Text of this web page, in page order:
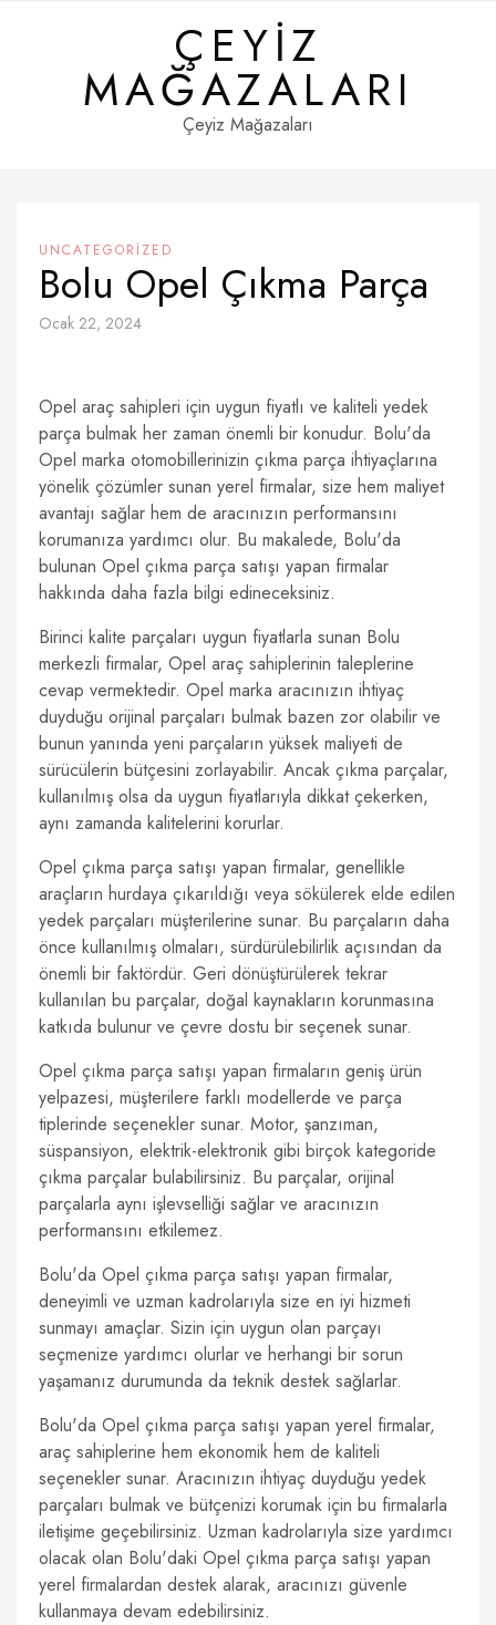
ÇEYIZ
MAĞAZALARI
Çeyiz Mağazaları
UNCATEGORIZED
Bolu Opel Çıkma Parça
Ocak 22, 2024
Opel araç sahipleri için uygun fiyatlı ve kaliteli yedek
parça bulmak her zaman önemli bir konudur. Bolu'da
Opel marka otomobillerinizin çıkma parça ihtiyaçlarına
yönelik çözümler sunan yerel firmalar, size hem maliyet
avantajı sağlar hem de aracınızın performansını
korumanıza yardımcı olur. Bu makalede, Bolu'da
bulunan Opel çıkma parça satışı yapan firmalar
hakkında daha fazla bilgi edineceksiniz.
Birinci kalite parçaları uygun fiyatlarla sunan Bolu
merkezli firmalar, Opel araç sahiplerinin taleplerine
cevap vermektedir. Opel marka aracınızın ihtiyaç
duyduğu orijinal parçaları bulmak bazen zor olabilir ve
bunun yanında yeni parçaların yüksek maliyeti de
sürücülerin bütçesini zorlayabilir. Ancak çıkma parçalar,
kullanılmış olsa da uygun fiyatlarıyla dikkat çekerken,
aynı zamanda kalitelerini korurlar.
Opel çıkma parça satışı yapan firmalar, genellikle
araçların hurdaya çıkarıldığı veya sökülerek elde edilen
yedek parçaları müşterilerine sunar. Bu parçaların daha
önce kullanılmış olmaları, sürdürülebilirlik açısından da
önemli bir faktördür. Geri dönüştürülerek tekrar
kullanılan bu parçalar, doğal kaynakların korunmasına
katkıda bulunur ve çevre dostu bir seçenek sunar.
Opel çıkma parça satışı yapan firmaların geniş ürün
yelpazesi, müşterilere farklı modellerde ve parça
tiplerinde seçenekler sunar. Motor, şanzıman,
süspansiyon, elektrik-elektronik gibi birçok kategoride
çıkma parçalar bulabilirsiniz. Bu parçalar, orijinal
parçalarla aynı işlevselliği sağlar ve aracınızın
performansını etkilemez.
Bolu'da Opel çıkma parça satışı yapan firmalar,
deneyimli ve uzman kadrolarıyla size en iyi hizmeti
sunmayı amaçlar. Sizin için uygun olan parçayı
seçmenize yardımcı olurlar ve herhangi bir sorun
yaşamanız durumunda da teknik destek sağlarlar.
Bolu'da Opel çıkma parça satışı yapan yerel firmalar,
araç sahiplerine hem ekonomik hem de kaliteli
seçenekler sunar. Aracınızın ihtiyaç duyduğu yedek
parçaları bulmak ve bütçenizi korumak için bu firmalarla
iletişime geçebilirsiniz. Uzman kadrolarıyla size yardımcı
olacak olan Bolu'daki Opel çıkma parça satışı yapan
yerel firmalardan destek alarak, aracınızı güvenle
kullanmaya devam edebilirsiniz.